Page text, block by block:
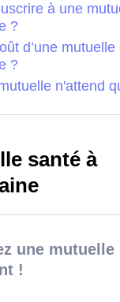
à une
?
d’une
?
n'attend
santé à
une mutuelle
!